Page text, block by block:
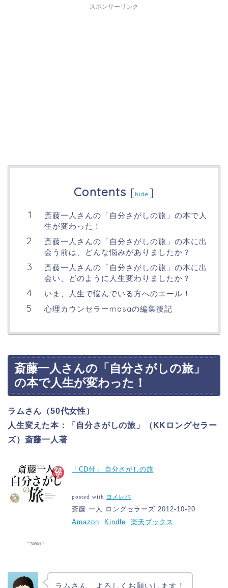
スポンサーリンク
Contents [hide ]
斎藤一人さんの「自分さがしの旅」の本で人
生が変わった！
斎藤一人さんの「自分さがしの旅」の本に出
会う前は、どんな悩みがありましたか？
斎藤一人さんの「自分さがしの旅」の本に出
会い、どのように人生変わりましたか？
いま、人生で悩んでいる方へのエール！
心理カウンセラーmasaの編集後記
斎藤一人さんの「自分さがしの旅」
の本で人生が変わった！
ラムさん（50代女性）
人生変えた本：「自分さがしの旅」（KKロングセラー
ズ）斎藤一人著
「CD付」 自分さがしの旅
posted with ヨメレバ
斎藤 一人 ロングセラーズ 2012-10-20
Amazon
Kindle 楽天ブックス
ラムさん、よろしくお願いします！